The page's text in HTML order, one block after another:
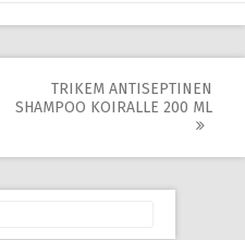
TRIKEM ANTISEPTINEN
SHAMPOO KOIRALLE 200 ML